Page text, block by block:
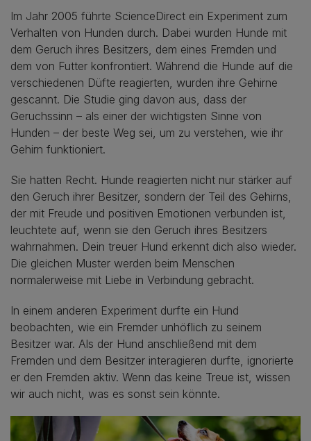
Im Jahr 2005 führte ScienceDirect ein Experiment zum
Verhalten von Hunden durch. Dabei wurden Hunde mit
dem Geruch ihres Besitzers, dem eines Fremden und
dem von Futter konfrontiert. Während die Hunde auf die
verschiedenen Düfte reagierten, wurden ihre Gehirne
gescannt. Die Studie ging davon aus, dass der
Geruchssinn – als einer der wichtigsten Sinne von
Hunden – der beste Weg sei, um zu verstehen, wie ihr
Gehirn funktioniert.
Sie hatten Recht. Hunde reagierten nicht nur stärker auf
den Geruch ihrer Besitzer, sondern der Teil des Gehirns,
der mit Freude und positiven Emotionen verbunden ist,
leuchtete auf, wenn sie den Geruch ihres Besitzers
wahrnahmen. Dein treuer Hund erkennt dich also wieder.
Die gleichen Muster werden beim Menschen
normalerweise mit Liebe in Verbindung gebracht.
In einem anderen Experiment durfte ein Hund
beobachten, wie ein Fremder unhöflich zu seinem
Besitzer war. Als der Hund anschließend mit dem
Fremden und dem Besitzer interagieren durfte, ignorierte
er den Fremden aktiv. Wenn das keine Treue ist, wissen
wir auch nicht, was es sonst sein könnte.